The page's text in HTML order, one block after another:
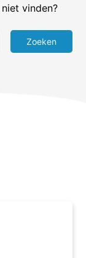
vinden?